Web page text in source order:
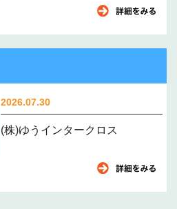
2026.07.30
(株)ゆうインタークロス